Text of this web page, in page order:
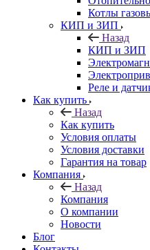
Котлы
КИП и ЗИП
Назад
КИП и ЗИП
Реле и
Как купить
Назад
Как купить
Условия оплаты
Условия доставки
Гарантия на товар
Компания
Назад
Компания
О компании
Новости
Блог